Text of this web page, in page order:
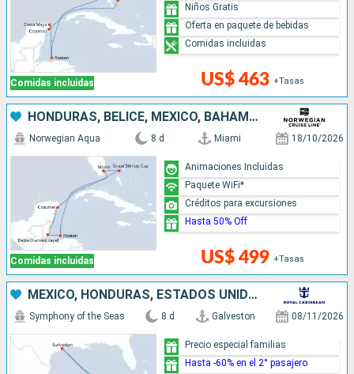
Comidas incluidas US$ 463 +Tasas
Niños Gratis
Oferta en paquete de bebidas
Comidas incluidas
HONDURAS, BELICE, MÉXICO, BAHAMAS, ESTADOS UNIDOS
Comidas incluidas
Norwegian Aqua 8 d Miami 18/10/2026
US$ 499 +Tasas
Animaciones Incluidas
Paquete WiFi*
Créditos para excursiones
Hasta 50% Off
MÉXICO, HONDURAS, ESTADOS UNIDOS
Symphony of the Seas 8 d Galveston 08/11/2026
Precio especial familias
Hasta -60% en el 2° pasajero